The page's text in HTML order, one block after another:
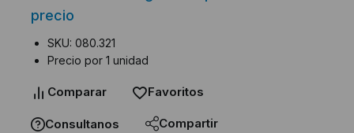
precio
SKU: 080.321
Precio por 1 unidad
Comparar Favoritos
Consultanos Compartir